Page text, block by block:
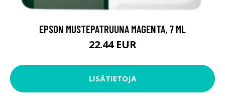
EPSON MUSTEPATRUUNA MAGENTA, 7 ML
22.44 EUR
LISÄTIETOJA